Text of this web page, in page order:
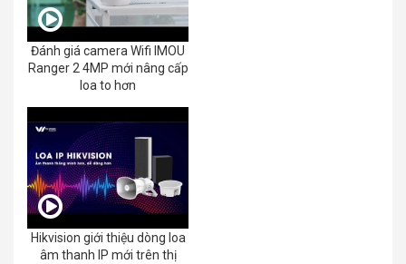
Đánh giá camera Wifi IMOU
Ranger 2 4MP mới nâng cấp
loa to hơn
Hikvision giới thiệu dòng loa
âm thanh IP mới trên thị